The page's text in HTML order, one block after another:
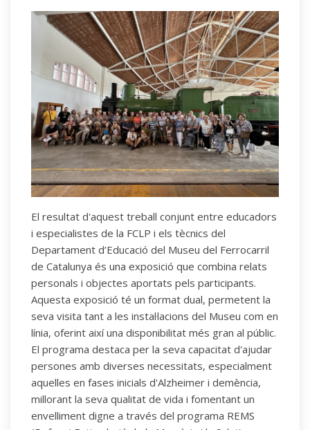
El resultat d'aquest treball conjunt entre educadors
i especialistes de la FCLP i els tècnics del
Departament d’Educació del Museu del Ferrocarril
de Catalunya és una exposició que combina relats
personals i objectes aportats pels participants.
Aquesta exposició té un format dual, permetent la
seva visita tant a les instal·lacions del Museu com en
línia, oferint així una disponibilitat més gran al públic.
El programa destaca per la seva capacitat d'ajudar
persones amb diverses necessitats, especialment
aquelles en fases inicials d'Alzheimer i demència,
millorant la seva qualitat de vida i fomentant un
envelliment digne a través del programa REMS